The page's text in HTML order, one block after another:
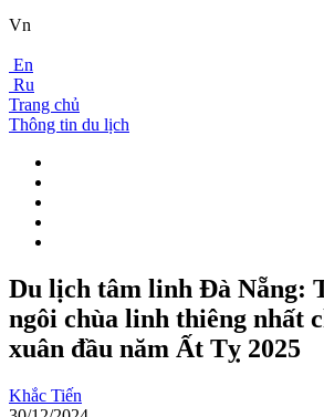
Vn
En
Ru
Trang chủ
Thông tin du lịch
Du lịch tâm linh Đà Nẵng:
ngôi chùa linh thiêng nhất
xuân đầu năm Ất Tỵ 2025
Khắc Tiến